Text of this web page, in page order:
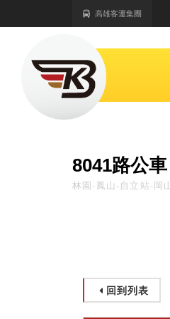
高雄客運集團
8041路公車
林園-鳳山-自立站-岡
回到列表